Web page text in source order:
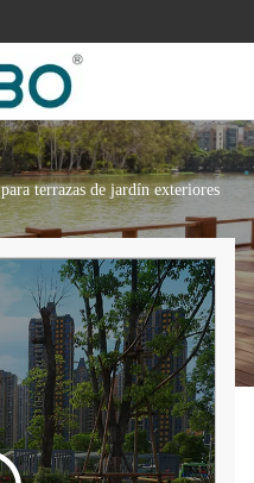
terrazas de jardín exteriores